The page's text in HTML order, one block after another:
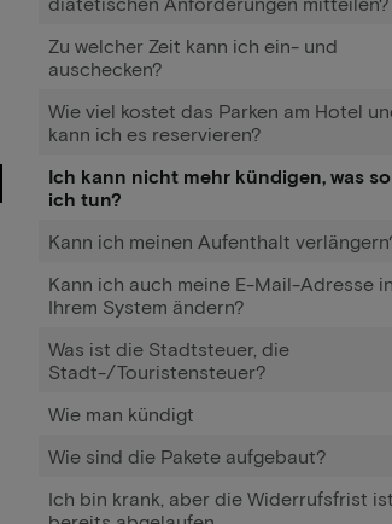
Zu welcher Zeit kann ich ein- und
auschecken?
Wie viel kostet das Parken am Hotel
kann ich es reservieren?
Ich kann nicht mehr kündigen, was
ich tun?
Kann ich meinen Aufenthalt
Kann ich auch meine E-Mail-Adresse in
Ihrem System ändern?
Was ist die Stadtsteuer, die
Stadt-/Touristensteuer?
Wie man kündigt
Wie sind die Pakete aufgebaut?
Ich bin krank, aber die Widerrufsfrist ist